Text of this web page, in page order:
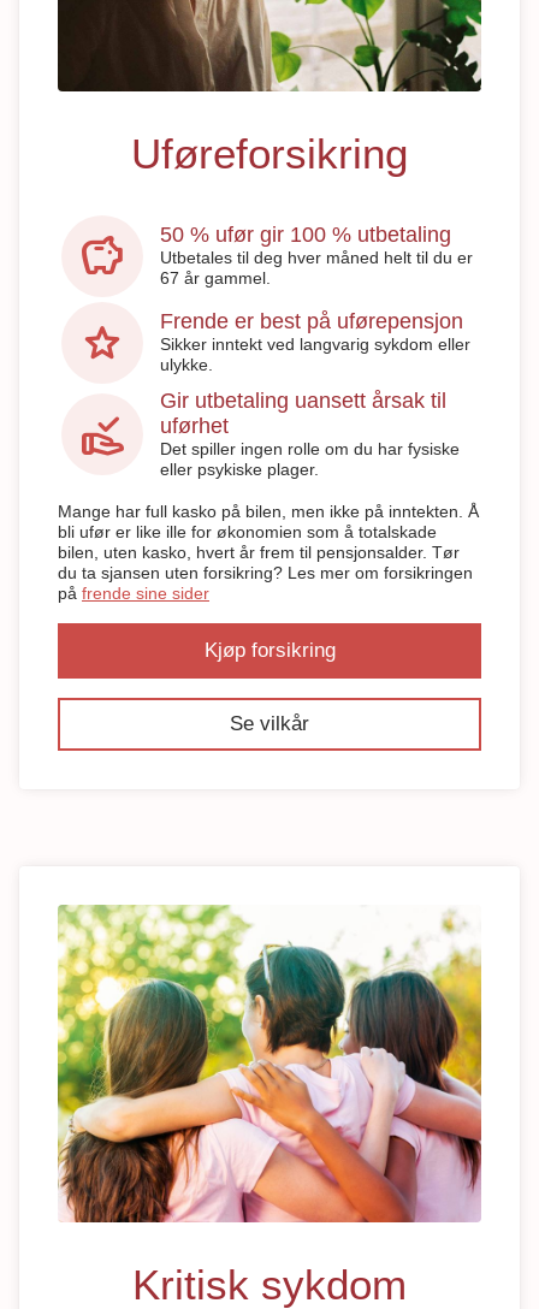
Uføreforsikring
savings 50 % ufør gir 100 % utbetaling
Utbetales til deg hver måned helt til du er
67 år gammel.
star Frende er best på uførepensjon
Sikker inntekt ved langvarig sykdom eller
ulykke.
approval_delegation
Gir utbetaling uansett årsak til
uførhet
Det spiller ingen rolle om du har fysiske
eller psykiske plager.
Mange har full kasko på bilen, men ikke på inntekten. Å
bli ufør er like ille for økonomien som å totalskade
bilen, uten kasko, hvert år frem til pensjonsalder. Tør
du ta sjansen uten forsikring? Les mer om forsikringen
på frende sine sider
Kjøp forsikring
Se vilkår
Kritisk sykdom